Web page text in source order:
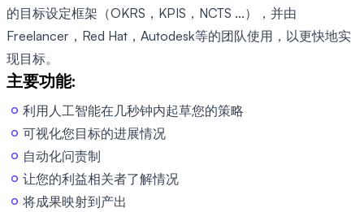
的目标设定框架（OKRS，KPIS，NCTS ...），并由
Freelancer，Red Hat，Autodesk等的团队使用，以更快地实
现目标。
主要功能:
利用人工智能在几秒钟内起草您的策略
可视化您目标的进展情况
自动化问责制
让您的利益相关者了解情况
将成果映射到产出